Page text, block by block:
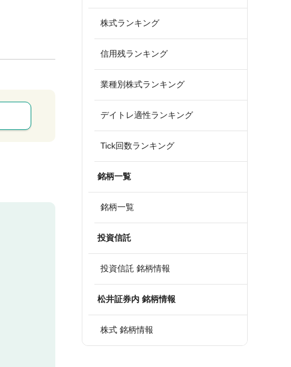
株式ランキング
信用残ランキング
業種別株式ランキング
デイトレ適性ランキング
Tick回数ランキング
銘柄一覧
銘柄一覧
投資信託
投資信託 銘柄情報
松井証券内 銘柄情報
株式 銘柄情報